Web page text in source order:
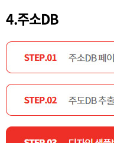
4.주소DB